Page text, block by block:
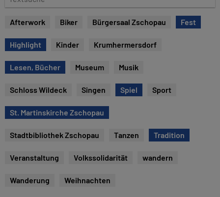
e
s
u
c
Afterwork Biker Bürgersaal Zschopau Fest
Highlight Kinder Krumhermersdorf
Lesen, Bücher Museum Musik
Schloss Wildeck Singen Spiel Sport
St. Martinskirche Zschopau
Stadtbibliothek Zschopau Tanzen Tradition
Veranstaltung Volkssolidarität wandern
Wanderung Weihnachten